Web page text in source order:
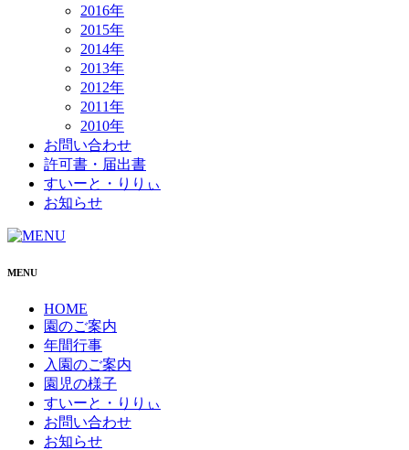
2016年
2015年
2014年
2013年
2012年
2011年
2010年
お問い合わせ
許可書・届出書
すいーと・りりぃ
お知らせ
MENU
HOME
園のご案内
年間行事
入園のご案内
園児の様子
すいーと・りりぃ
お問い合わせ
お知らせ